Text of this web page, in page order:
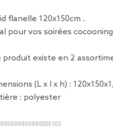
flanelle 120x150cm .
pour vos soirées
produit existe en 2
(L x l x h) :
: polyester
000000000000555102